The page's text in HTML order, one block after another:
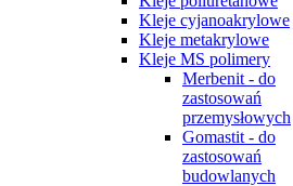
Kleje cyjanoakrylowe
Kleje metakrylowe
Kleje MS polimery
Merbenit - do
zastosowań
przemysłowych
Gomastit - do
zastosowań
budowlanych